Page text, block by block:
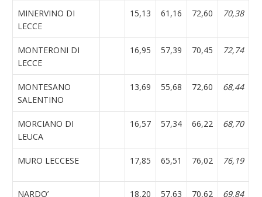
MINERVINO DI
LECCE
15,13 61,16 72,60 70,38
MONTERONI DI
LECCE
16,95 57,39 70,45 72,74
MONTESANO
SALENTINO
13,69 55,68 72,60 68,44
MORCIANO DI
LEUCA
16,57 57,34 66,22 68,70
MURO LECCESE 17,85 65,51 76,02 76,19
NARDO’ 18,20 57,63 70,62 69,84